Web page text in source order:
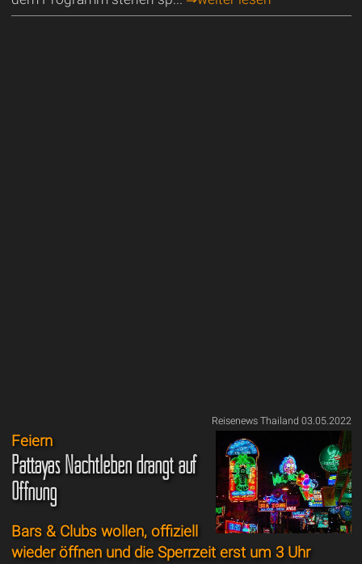
Reisenews Thailand 03.05.2022
Feiern
Pattayas Nachtleben drängt auf
Öffnung
Bars & Clubs wollen, offiziell
wieder öffnen und die Sperrzeit erst um 3 Uhr